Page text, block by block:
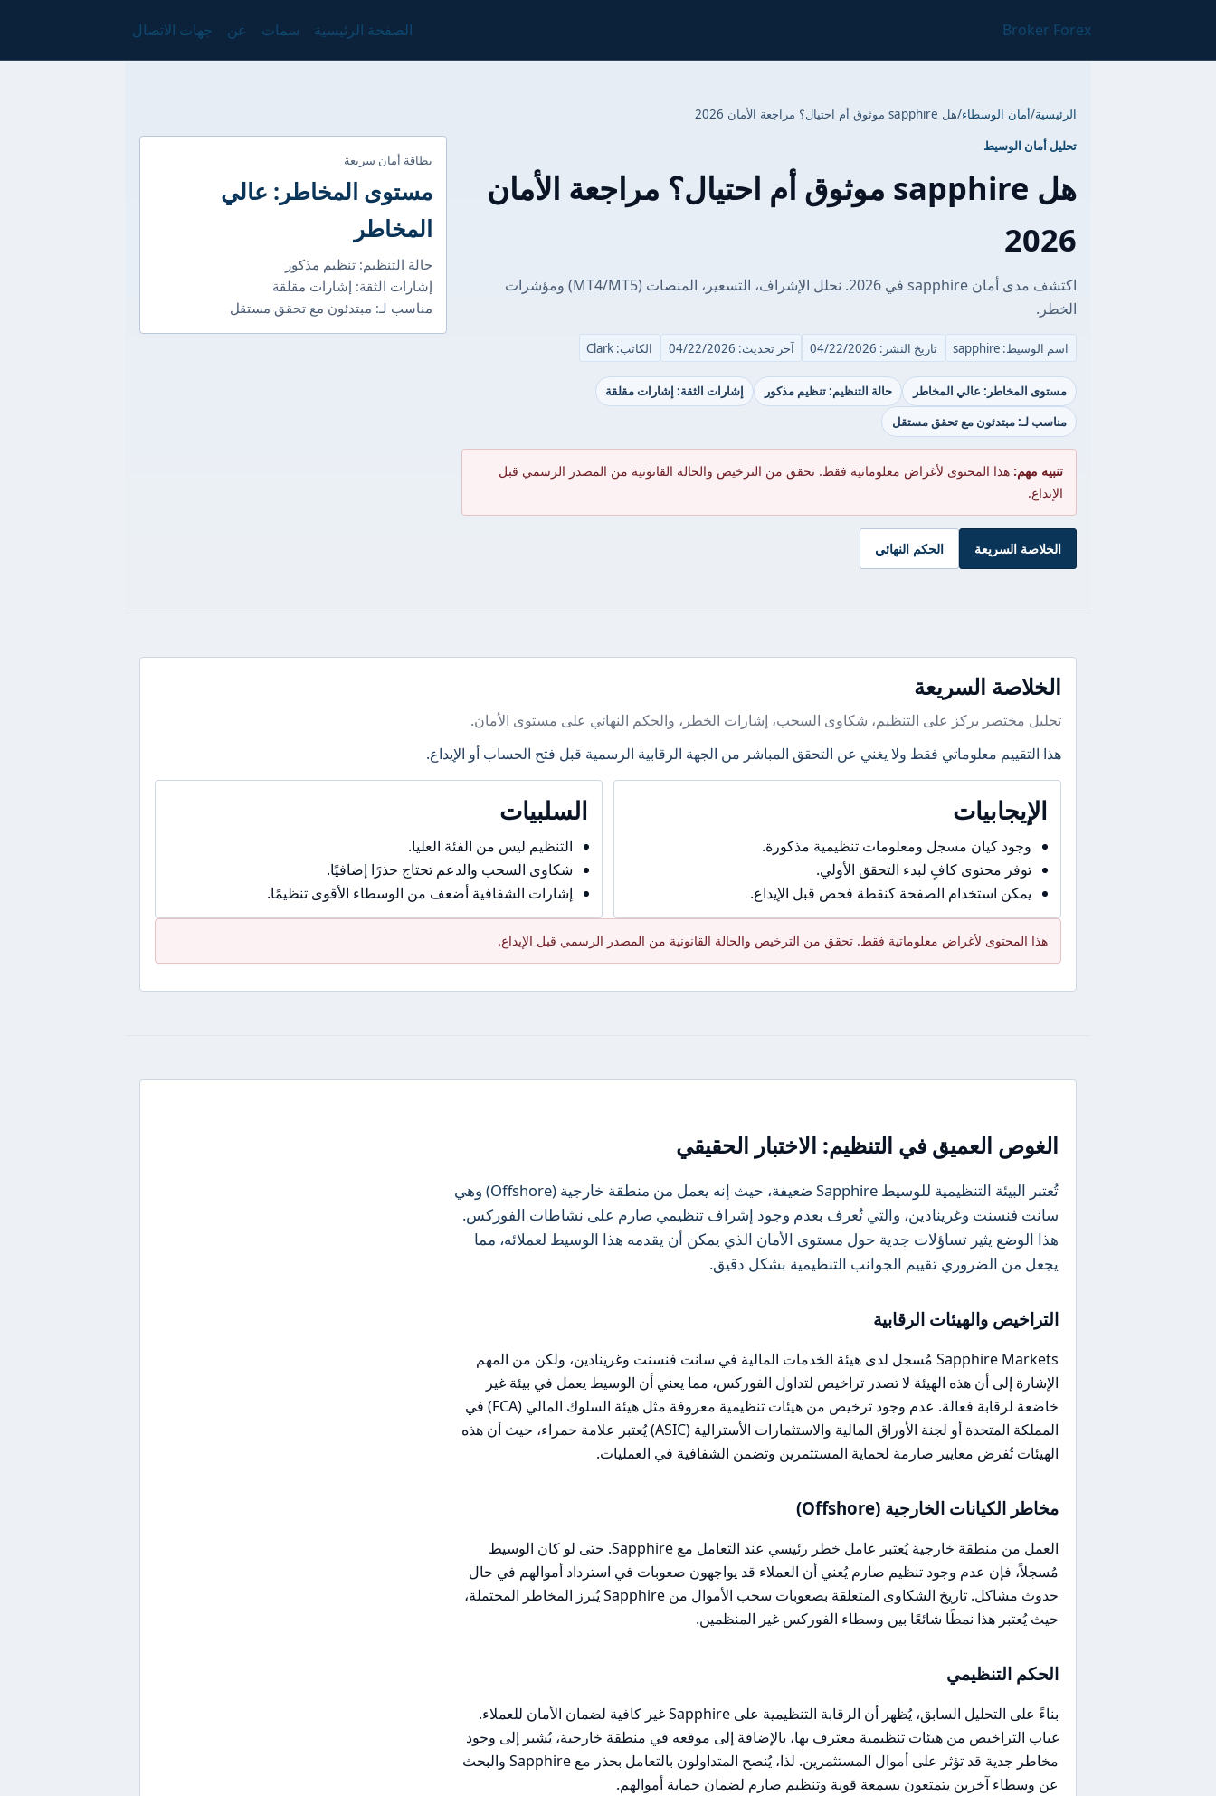
Broker Forex الصفحة الرئيسية سمات عن جهات الاتصال
الرئيسية/أمان الوسطاء/هل sapphire موثوق أم احتيال؟ مراجعة الأمان 2026
تحليل أمان الوسيط
هل sapphire موثوق أم احتيال؟ مراجعة الأمان
2026
اكتشف مدى أمان sapphire في 2026. نحلل الإشراف، التسعير، المنصات (MT4/MT5) ومؤشرات
الخطر.
اسم الوسيط: sapphire تاريخ النشر: 04/22/2026 آخر تحديث: 04/22/2026 الكاتب: Clark
مستوى المخاطر: عالي المخاطر حالة التنظيم: تنظيم مذكور
إشارات الثقة: إشارات مقلقة
مناسب لـ: مبتدئون مع تحقق مستقل
تنبيه مهم: هذا المحتوى لأغراض معلوماتية فقط. تحقق من الترخيص والحالة القانونية من المصدر الرسمي قبل
الإيداع.
الخلاصة السريعة الحكم النهائي
بطاقة أمان سريعة
مستوى المخاطر: عالي
المخاطر
حالة التنظيم: تنظيم مذكور
إشارات الثقة: إشارات مقلقة
مناسب لـ: مبتدئون مع تحقق مستقل
الخلاصة السريعة
تحليل مختصر يركز على التنظيم، شكاوى السحب، إشارات الخطر، والحكم النهائي على مستوى الأمان.
هذا التقييم معلوماتي فقط ولا يغني عن التحقق المباشر من الجهة الرقابية الرسمية قبل فتح الحساب أو الإيداع.
الإيجابيات
وجود كيان مسجل ومعلومات تنظيمية مذكورة.
توفر محتوى كافٍ لبدء التحقق الأولي.
يمكن استخدام الصفحة كنقطة فحص قبل الإيداع.
السلبيات
التنظيم ليس من الفئة العليا.
شكاوى السحب والدعم تحتاج حذرًا إضافيًا.
إشارات الشفافية أضعف من الوسطاء الأقوى تنظيمًا.
هذا المحتوى لأغراض معلوماتية فقط. تحقق من الترخيص والحالة القانونية من المصدر الرسمي قبل الإيداع.
الغوص العميق في التنظيم: الاختبار الحقيقي
تُعتبر البيئة التنظيمية للوسيط Sapphire ضعيفة، حيث إنه يعمل من منطقة خارجية (Offshore) وهي
سانت فنسنت وغرينادين، والتي تُعرف بعدم وجود إشراف تنظيمي صارم على نشاطات الفوركس.
هذا الوضع يثير تساؤلات جدية حول مستوى الأمان الذي يمكن أن يقدمه هذا الوسيط لعملائه، مما
يجعل من الضروري تقييم الجوانب التنظيمية بشكل دقيق.
التراخيص والهيئات الرقابية
Sapphire Markets مُسجل لدى هيئة الخدمات المالية في سانت فنسنت وغرينادين، ولكن من المهم
الإشارة إلى أن هذه الهيئة لا تصدر تراخيص لتداول الفوركس، مما يعني أن الوسيط يعمل في بيئة غير
خاضعة لرقابة فعالة. عدم وجود ترخيص من هيئات تنظيمية معروفة مثل هيئة السلوك المالي (FCA) في
المملكة المتحدة أو لجنة الأوراق المالية والاستثمارات الأسترالية (ASIC) يُعتبر علامة حمراء، حيث أن هذه
الهيئات تُفرض معايير صارمة لحماية المستثمرين وتضمن الشفافية في العمليات.
مخاطر الكيانات الخارجية (Offshore)
العمل من منطقة خارجية يُعتبر عامل خطر رئيسي عند التعامل مع Sapphire. حتى لو كان الوسيط
مُسجلاً، فإن عدم وجود تنظيم صارم يُعني أن العملاء قد يواجهون صعوبات في استرداد أموالهم في حال
حدوث مشاكل. تاريخ الشكاوى المتعلقة بصعوبات سحب الأموال من Sapphire يُبرز المخاطر المحتملة،
حيث يُعتبر هذا نمطًا شائعًا بين وسطاء الفوركس غير المنظمين.
الحكم التنظيمي
بناءً على التحليل السابق، يُظهر أن الرقابة التنظيمية على Sapphire غير كافية لضمان الأمان للعملاء.
غياب التراخيص من هيئات تنظيمية معترف بها، بالإضافة إلى موقعه في منطقة خارجية، يُشير إلى وجود
مخاطر جدية قد تؤثر على أموال المستثمرين. لذا، يُنصح المتداولون بالتعامل بحذر مع Sapphire والبحث
عن وسطاء آخرين يتمتعون بسمعة قوية وتنظيم صارم لضمان حماية أموالهم.